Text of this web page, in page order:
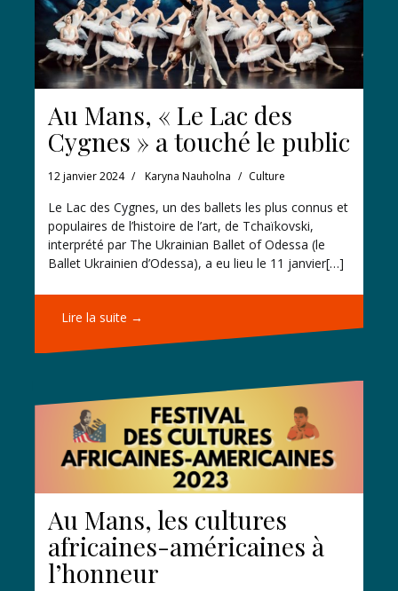
Au Mans, « Le Lac des
Cygnes » a touché le public
12 janvier 2024 Karyna Nauholna Culture
Le Lac des Cygnes, un des ballets les plus connus et
populaires de l’histoire de l’art, de Tchaïkovski,
interprété par The Ukrainian Ballet of Odessa (le
Ballet Ukrainien d’Odessa), a eu lieu le 11 janvier[…]
Lire la suite →
Au Mans, les cultures
africaines-américaines à
l’honneur